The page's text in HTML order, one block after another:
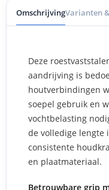
OmschrijvingVarianten
Deze
aandrijving is
houtverbindingen
soepel gebruik en
vochtbelasting
de volledige lengte
consistente
en plaatmateriaal.
Betrouwbare grip